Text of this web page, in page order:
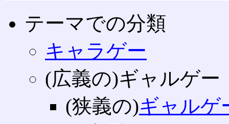
テーマでの分類
キャラゲー
(広義の)ギャルゲー
(狭義の)ギャルゲ